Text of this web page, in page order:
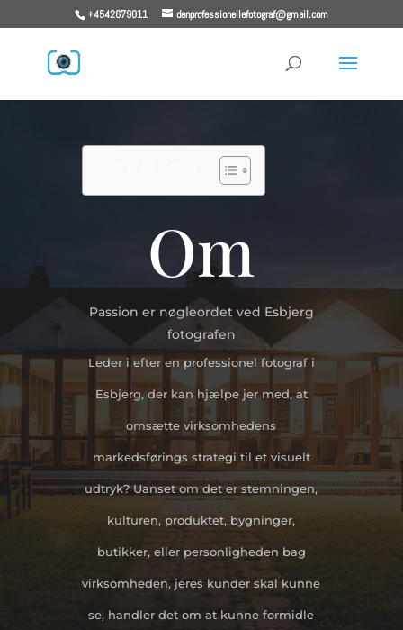
+4542679011 denprofessionellefotograf@gmail.com
Om
Passion er nøgleordet ved Esbjerg
fotografen
Leder i efter en professionel fotograf i
Esbjerg, der kan hjælpe jer med, at
omsætte virksomhedens
markedsførings strategi til et visuelt
udtryk? Uanset om det er stemningen,
kulturen, produktet, bygninger,
butikker, eller personligheden bag
virksomheden, jeres kunder skal kunne
se, handler det om at kunne formidle